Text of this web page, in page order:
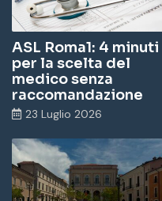
ASL Roma1: 4 minuti
per la scelta del
medico senza
raccomandazione
23 Luglio 2026